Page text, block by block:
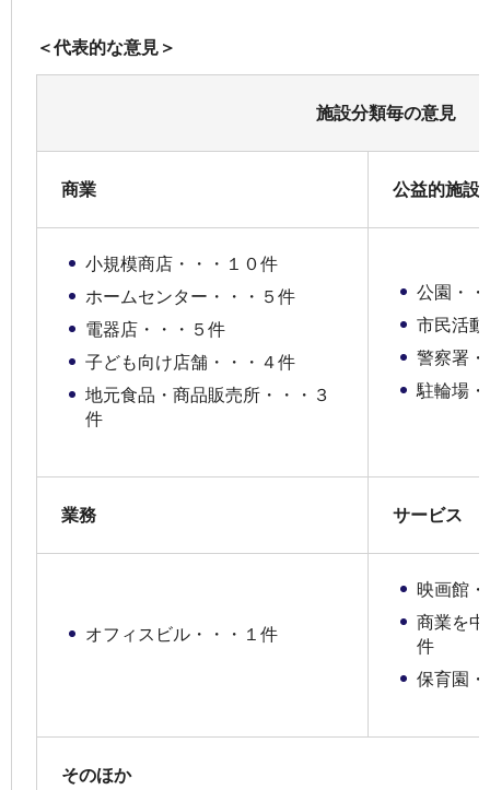
＜代表的な意見＞
施設分類毎の意見
商業 公益的施設
小規模商店・・・１０件
ホームセンター・・・５件
電器店・・・５件
子ども向け店舗・・・４件
地元食品・商品販売所・・・３
件
公園・
市民活
警察署
駐輪場
業務 サービス
オフィスビル・・・１件
映画館
商業を
件
保育園
そのほか